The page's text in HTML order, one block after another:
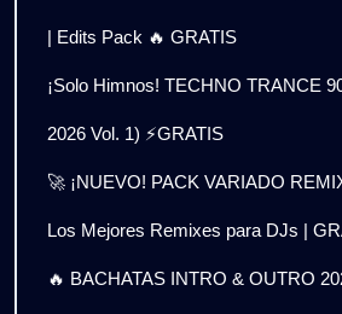
| Edits Pack 🔥 GRATIS
¡Solo Himnos! TECHNO TRANCE
2026 Vol. 1) ⚡GRATIS
🚀 ¡NUEVO! PACK VARIADO
Los Mejores Remixes para DJs |
🔥 BACHATAS INTRO & OUTRO